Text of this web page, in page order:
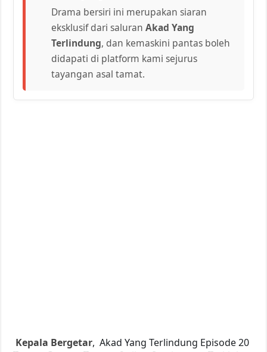
Drama bersiri ini merupakan siaran
eksklusif dari saluranAkad Yang
Terlindung, dan kemaskini pantas boleh
didapati di platform kami sejurus
tayangan asal tamat.
Kepala Bergetar, Akad Yang Terlindung Episode 20